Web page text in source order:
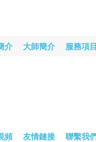
介 大師簡介 服務項目
頻 友情鏈接 聯繫我